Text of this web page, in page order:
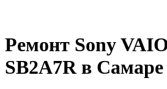
Ремонт Sony
SB2A7R в Самаре